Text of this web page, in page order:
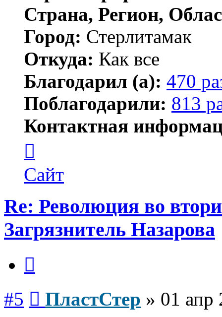
Страна, Регион,
Город: Стерлитамак
Откуда: Как все
Благодарил (а): 470
Поблагодарили: 813
Контактная
пользователя
ПластСтер
Сайт
Re: Революция во
Загрязнитель Назарова
#5 ПластСтер » 01 апр